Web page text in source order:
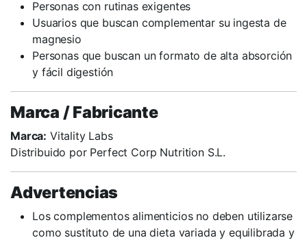
Personas con rutinas exigentes
Usuarios que buscan complementar su ingesta de
magnesio
Personas que buscan un formato de alta absorción
y fácil digestión
Marca / Fabricante
Marca: Vitality Labs
Distribuido por Perfect Corp Nutrition S.L.
Advertencias
Los complementos alimenticios no deben utilizarse
como sustituto de una dieta variada y equilibrada y